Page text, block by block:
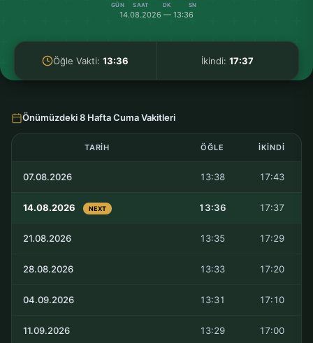
GÜN SAAT DK SN
14.08.2026 — 13:36
Öğle Vakti:13:36 İkindi:17:37
Önümüzdeki 8 Hafta Cuma Vakitleri
TARIH ÖĞLE İKINDI
07.08.2026 13:38 17:43
14.08.2026 NEXT 13:36 17:37
21.08.2026 13:35 17:29
28.08.2026 13:33 17:20
04.09.2026 13:31 17:10
11.09.2026 13:29 17:00